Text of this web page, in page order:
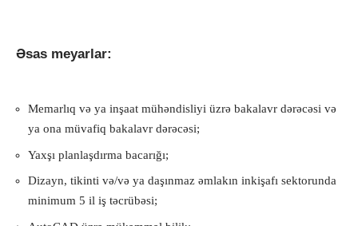
Əsas meyarlar:
Memarlıq və ya inşaat mühəndisliyi üzrə bakalavr dərəcəsi və
ya ona müvafiq bakalavr dərəcəsi;
Yaxşı planlaşdırma bacarığı;
Dizayn, tikinti və/və ya daşınmaz əmlakın inkişafı sektorunda
minimum 5 il iş təcrübəsi;